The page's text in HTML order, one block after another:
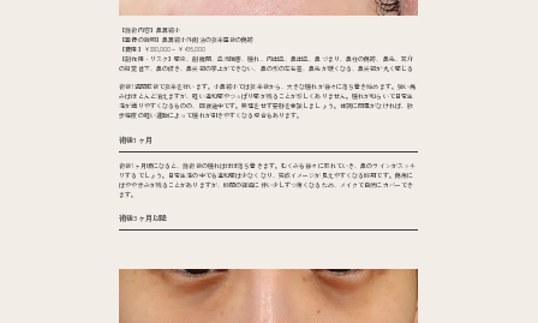
【施術内容】鼻翼縮小
【画像の説明】鼻翼縮小外側法の抜糸直後の傷跡
【費用】¥330,000～¥495,000
【副作用・リスク】感染、創離開、血流障害、腫れ、内出血、鼻出血、鼻づまり、鼻柱の傷跡、鼻先、耳介
の知覚低下、鼻の傾き、鼻尖部の挙上ができない、鼻の形の左右差、鼻先が硬くなる、鼻尖部が丸く感じる
術後1週間前後で抜糸を行います。小鼻縮小では抜糸後から、大きな腫れが徐々に落ち着き始めます。強い痛
みはほとんど消えますが、軽い違和感やつっぱり感が残ることが珍しくありません。腫れが和らいで日常生
活が送りやすくなるものの、回復途中です。無理をせず安静を意識しましょう。体調に問題がなければ、散
歩程度の軽い運動によって腫れが引きやすくなる場合もあります。
術後1ヶ月
術後1ヶ月頃になると、施術後の腫れはほぼ落ち着きます。むくみも徐々に取れていき、鼻のラインがスッキ
リするでしょう。日常生活の中でも違和感は少なくなり、完成イメージが見えやすくなる時期です。傷痕に
はやや赤みが残ることがありますが、時間の経過に伴い少しずつ薄くなるため、メイクで自然にカバーでき
ます。
術後3ヶ月以降